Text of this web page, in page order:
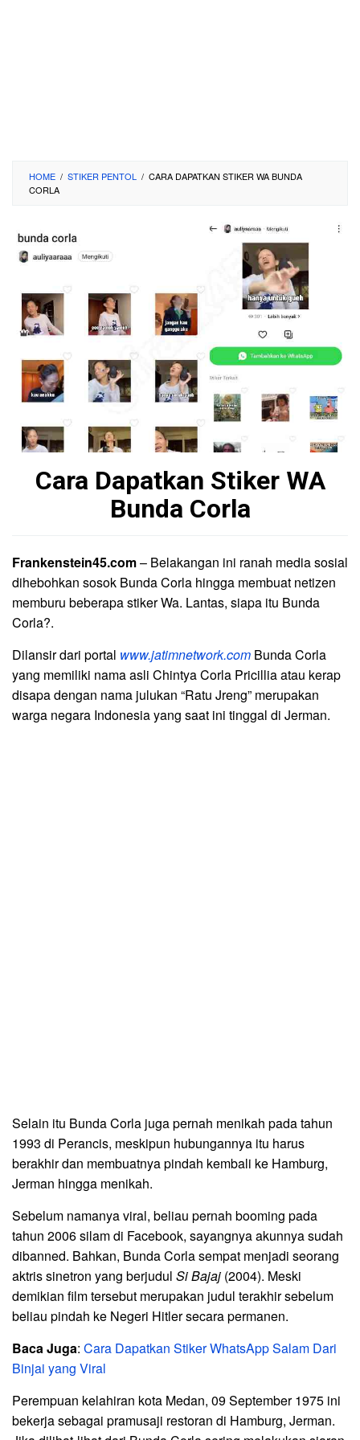
HOME / STIKER PENTOL / CARA DAPATKAN STIKER WA BUNDA
CORLA
Cara Dapatkan Stiker WA
Bunda Corla
Frankenstein45.com– Belakangan ini ranah media sosial
dihebohkan sosok Bunda Corla hingga membuat netizen
memburu beberapa stiker Wa. Lantas, siapa itu Bunda
Corla?.
Dilansir dari portal www.jatimnetwork.com Bunda Corla
yang memiliki nama asli Chintya Corla Pricillia atau kerap
disapa dengan nama julukan “Ratu Jreng” merupakan
warga negara Indonesia yang saat ini tinggal di Jerman.
Selain itu Bunda Corla juga pernah menikah pada tahun
1993 di Perancis, meskipun hubungannya itu harus
berakhir dan membuatnya pindah kembali ke Hamburg,
Jerman hingga menikah.
Sebelum namanya viral, beliau pernah booming pada
tahun 2006 silam di Facebook, sayangnya akunnya sudah
dibanned. Bahkan, Bunda Corla sempat menjadi seorang
aktris sinetron yang berjudul Si Bajaj (2004). Meski
demikian film tersebut merupakan judul terakhir sebelum
beliau pindah ke Negeri Hitler secara permanen.
Baca Juga: Cara Dapatkan Stiker WhatsApp Salam Dari
Binjai yang Viral
Perempuan kelahiran kota Medan, 09 September 1975 ini
bekerja sebagai pramusaji restoran di Hamburg, Jerman.